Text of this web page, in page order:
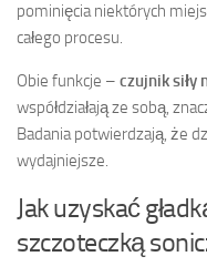
pominięcia niektórych
całego procesu.
Obie funkcje – czujnik siły
współdziałają ze sobą,
Badania potwierdzają, że
wydajniejsze.
Jak uzyskać
szczoteczką